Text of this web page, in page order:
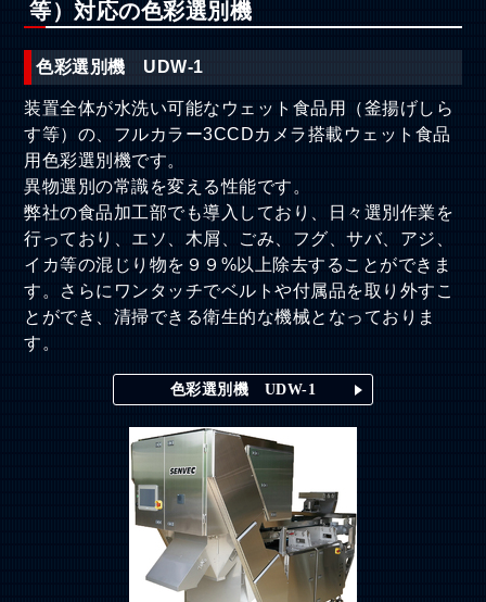
等）対応の色彩選別機
色彩選別機 UDW-1
装置全体が水洗い可能なウェット食品用（釜揚げしら
す等）の、フルカラー3CCDカメラ搭載ウェット食品
用色彩選別機です。
異物選別の常識を変える性能です。
弊社の食品加工部でも導入しており、日々選別作業を
行っており、エソ、木屑、ごみ、フグ、サバ、アジ、
イカ等の混じり物を９９%以上除去することができま
す。さらにワンタッチでベルトや付属品を取り外すこ
とができ、清掃できる衛生的な機械となっておりま
す。
色彩選別機 UDW-1